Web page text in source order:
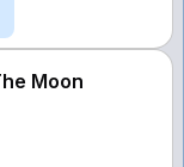
Moon